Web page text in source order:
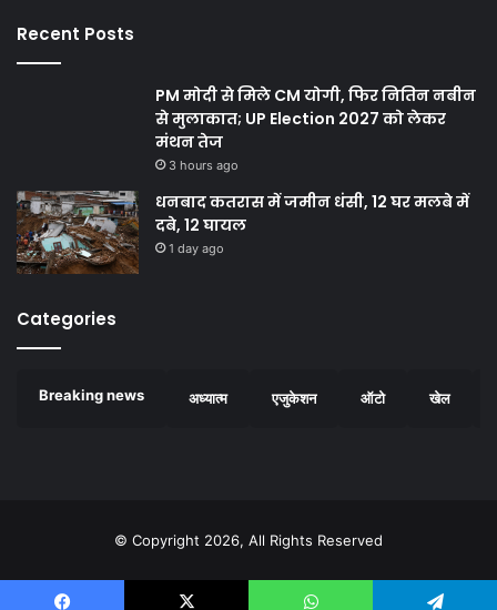
Recent Posts
PM मोदी से मिले CM योगी, फिर नितिन नबीन
से मुलाकात; UP Election 2027 को लेकर
मंथन तेज
3 hours ago
धनबाद कतरास में जमीन धंसी, 12 घर मलबे में
दबे, 12 घायल
1 day ago
Categories
Breaking news अध्यात्म एजुकेशन ऑटो खेल
© Copyright 2026, All Rights Reserved